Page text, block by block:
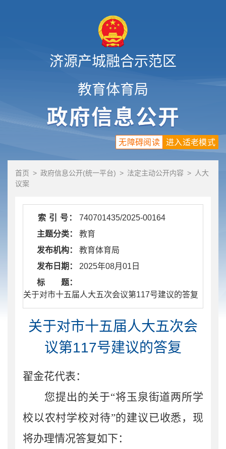
济源产城融合示范区
教育体育局
进入适老模式
无障碍阅读
首页 > 政府信息公开(统一平台) > 法定主动公开内容 >
人大
议案
索 引 号：
740701435/2025-00164
主题分类：
教育
发布机构：
教育体育局
发布日期：
2025年08月01日
标 题：
​ 关于对市十五届人大五次会议第117号建议的答复
关于对市十五届人大五次会
议第117号建议的答复
翟金花代表：
您提出的关于“将玉泉街道两所学
校以农村学校对待”的建议已收悉，现
将办理情况答复如下：